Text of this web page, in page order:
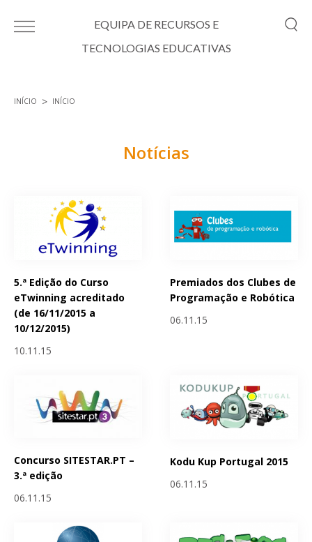
EQUIPA DE RECURSOS E
TECNOLOGIAS EDUCATIVAS
INÍCIO INÍCIO
Notícias
5.ª Edição do Curso
eTwinning acreditado
(de 16/11/2015 a
10/12/2015)
10.11.15
Premiados dos Clubes de
Programação e Robótica
06.11.15
Concurso SITESTAR.PT –
3.ª edição
06.11.15
Kodu Kup Portugal 2015
06.11.15
Páginas